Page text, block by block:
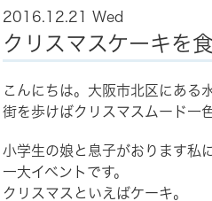
2016.12.21 Wed
クリスマスケーキを
こんにちは。大阪市北区にある
街を歩けばクリスマスムード一
小学生の娘と息子がおります私
一大イベントです。
クリスマスといえばケーキ。